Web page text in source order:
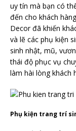
uy tín mà bạn có
đến cho khách
Decor đã khiến
và lẽ các phụ kiện
sinh nhật, mũ,
thái độ phục vụ
làm hài lòng khách
Phụ kiện trang trí